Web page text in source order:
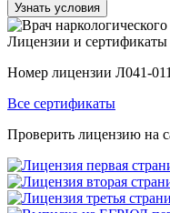
Узнать условия
Лицензии и сертификаты
Номер лицензии Л041-
Все сертификаты
Проверить лицензию на